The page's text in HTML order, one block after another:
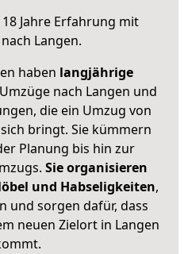
Jahre Erfahrung mit
Langen.
haben langjährige
nach Langen und
die ein Umzug von
bringt. Sie kümmern
Planung bis hin zur
Sie organisieren
und Habseligkeiten,
und sorgen dafür, dass
neuen Zielort in Langen